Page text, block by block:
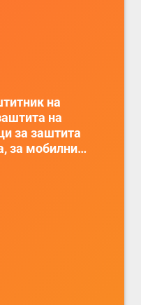
на
на
за заштита
за мобилни